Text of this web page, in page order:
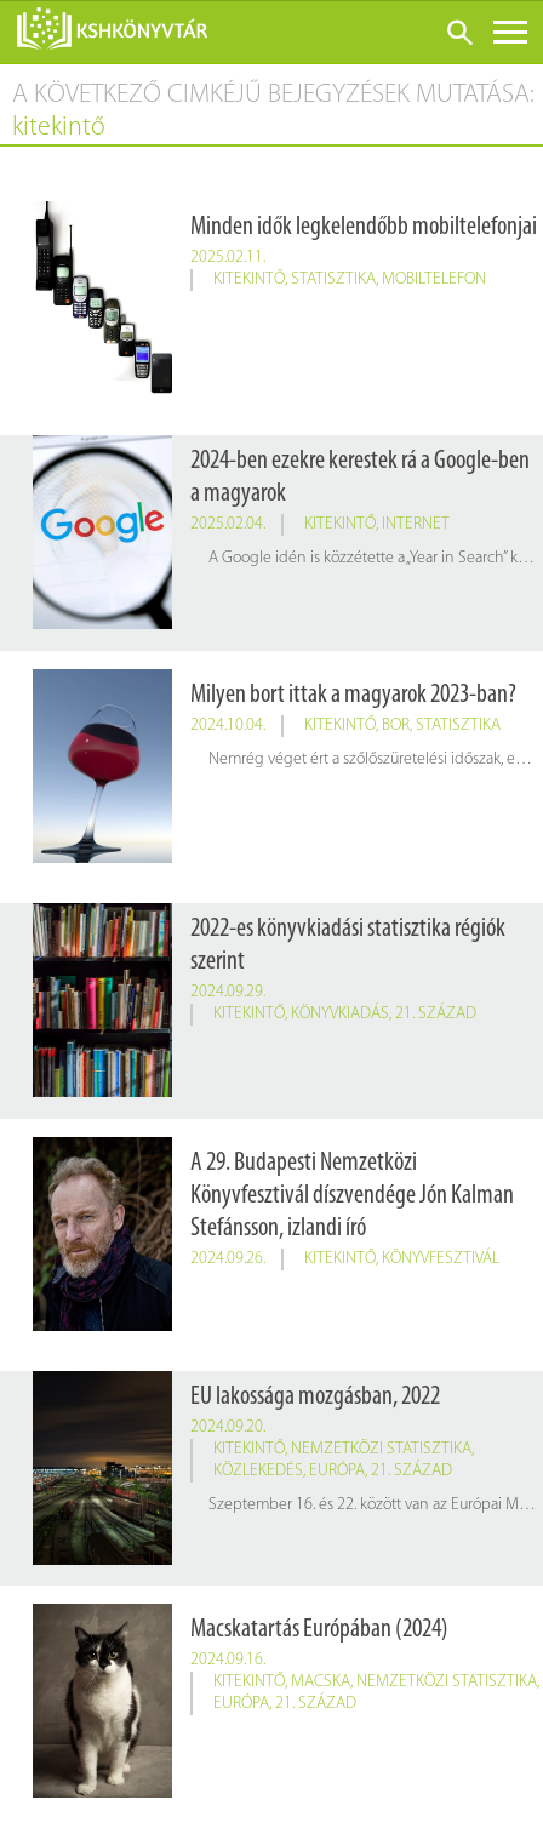
ONLINE KATALÓGUS
RÓLUNK
SZOLGÁLTATÁSOK
KONFERENCIÁK
ADATBÁZISOK
A KÖVETKEZŐ CIMKÉJŰ BEJEGYZÉSEK MUTATÁSA:
kitekintő
Minden idők legkelendőbb mobiltelefonjai
2025.02.11.
KITEKINTŐ, STATISZTIKA, MOBILTELEFON
2024-ben ezekre kerestek rá a Google-ben
a magyarok
2025.02.04. KITEKINTŐ, INTERNET
A Google idén is közzétette a „Year in Search” keresési listáit, amelyek ismertetik, hogy 2024-ben mik voltak a legnépszerűbb keresések Magyarországon és a világ többi részén. Az alábbi infografikán látható, hogy hazánkban a múlt évben a legtöbben a különböző témakörökben mikre kerestek rá.
Milyen bort ittak a magyarok 2023-ban?
2024.10.04. KITEKINTŐ, BOR, STATISZTIKA
Nemrég véget ért a szőlőszüretelési időszak, ennek apropóján hoztunk néhány érdekességet a nagyvilág és hazánk bortermelési- és fogyasztási szokásairól.
2022-es könyvkiadási statisztika régiók
szerint
2024.09.29.
KITEKINTŐ, KÖNYVKIADÁS, 21. SZÁZAD
A 29. Budapesti Nemzetközi
Könyvfesztivál díszvendége Jón Kalman
Stefánsson, izlandi író
2024.09.26. KITEKINTŐ, KÖNYVFESZTIVÁL
EU lakossága mozgásban, 2022
2024.09.20.
KITEKINTŐ, NEMZETKÖZI STATISZTIKA,
KÖZLEKEDÉS, EURÓPA, 21. SZÁZAD
Szeptember 16. és 22. között van az Európai Mobilitási Hét, amelynek célja a környezetbarát és fenntartható városi közlekedés népszerűsítése. A 2024. évi mottó: "Mindannyiunké a tér", ami arra hívja fel a figyelmet, hogy közösen döntsük el, miként használjuk a közterületeket, és gondoskodjunk arról, hogy mindenki – különösen a gyalogosok és a kerékpárosok – kellemes környezetben, biztonságosan és kényelmesen közlekedhessen.
Macskatartás Európában (2024)
2024.09.16.
KITEKINTŐ, MACSKA, NEMZETKÖZI STATISZTIKA,
EURÓPA, 21. SZÁZAD